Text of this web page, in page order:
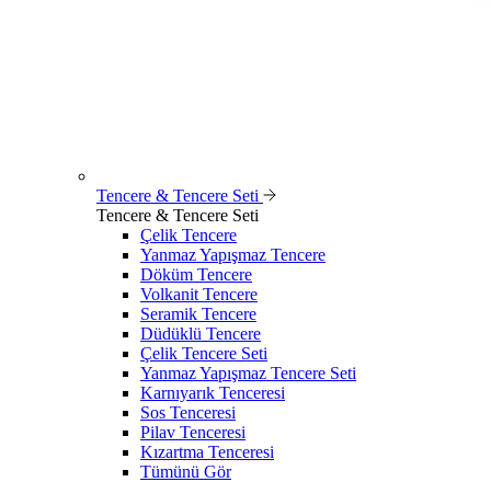
Tencere & Tencere Seti
Tencere & Tencere Seti
Çelik Tencere
Yanmaz Yapışmaz Tencere
Döküm Tencere
Volkanit Tencere
Seramik Tencere
Düdüklü Tencere
Çelik Tencere Seti
Yanmaz Yapışmaz Tencere Seti
Karnıyarık Tenceresi
Sos Tenceresi
Pilav Tenceresi
Kızartma Tenceresi
Tümünü Gör